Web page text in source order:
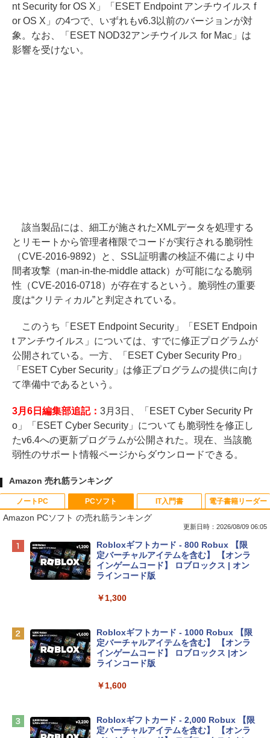
nt Security for OS X」「ESET Endpoint アンチウイルス f
or OS X」の4つで、いずれもv6.3以前のバージョンが対
象。なお、「ESET NOD32アンチウイルス for Mac」は
影響を受けない。
該当製品には、細工が施されたXMLデータを処理する
とリモートから管理者権限でコードが実行される脆弱性
（CVE-2016-9892）と、SSL証明書の検証不備により中
間者攻撃（man-in-the-middle attack）が可能になる脆弱
性（CVE-2016-0718）が存在するという。脆弱性の重要
度は“クリティカル”と判定されている。
このうち「ESET Endpoint Security」「ESET Endpoin
t アンチウイルス」については、すでに修正プログラムが
公開されている。一方、「ESET Cyber Security Pro」
「ESET Cyber Security」は修正プログラムの提供に向け
て準備中であるという。
3月6日編集部追記： 3月3日、「ESET Cyber Security Pr
o」「ESET Cyber Security」についても脆弱性を修正し
たv6.4への更新プログラムが公開された。現在、当該脆
弱性のサポート情報ページからダウンロードできる。
Amazon 売れ筋ランキング
ノートPC
Apple 2026 MacBook Neo A18 Proチッ
プ搭載13インチノートブック：AIとAppl
e Intelligenceのために設計、Liquid Ret
inaディスプレイ、8GBユニファイドメモ
eTime HDカメラ、Touch ID - インディ
￥137,800
tomtoc 360°保護 15.6 16インチ パソコ
book Lenovo対応
PCソフト
Amazon PCソフト の売れ筋ランキング
更新日時：2026/08/09 06:05
Robloxギフトカード - 800 Robux 【限
定バーチャルアイテムを含む】 【オンラ
インゲームコード】 ロブロックス | オン
ラインコード版
￥1,300
Robloxギフトカード - 1000 Robux 【限
定バーチャルアイテムを含む】 【オンラ
インゲームコード】 ロブロックス |オン
ラインコード版
￥1,600
Robloxギフトカード - 2,000 Robux 【限
定バーチャルアイテムを含む】 【オンラ
IT入門書 電子書籍リーダー